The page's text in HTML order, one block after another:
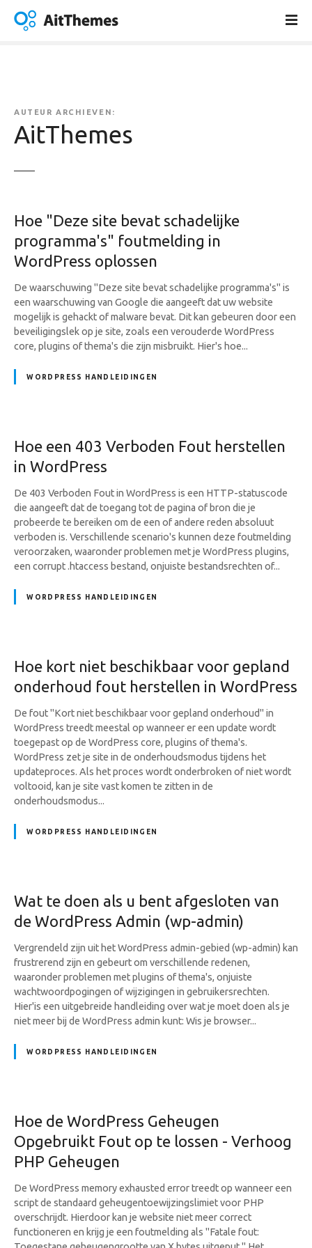
AUTEUR ARCHIEVEN:
AitThemes
Hoe "Deze site bevat schadelijke
programma's" foutmelding in
WordPress oplossen
De waarschuwing "Deze site bevat schadelijke programma's" is
een waarschuwing van Google die aangeeft dat uw website
mogelijk is gehackt of malware bevat. Dit kan gebeuren door een
beveiligingslek op je site, zoals een verouderde WordPress
core, plugins of thema's die zijn misbruikt. Hier's hoe...
WORDPRESS HANDLEIDINGEN
Hoe een 403 Verboden Fout herstellen
in WordPress
De 403 Verboden Fout in WordPress is een HTTP-statuscode
die aangeeft dat de toegang tot de pagina of bron die je
probeerde te bereiken om de een of andere reden absoluut
verboden is. Verschillende scenario's kunnen deze foutmelding
veroorzaken, waaronder problemen met je WordPress plugins,
een corrupt .htaccess bestand, onjuiste bestandsrechten of...
WORDPRESS HANDLEIDINGEN
Hoe kort niet beschikbaar voor gepland
onderhoud fout herstellen in WordPress
De fout "Kort niet beschikbaar voor gepland onderhoud" in
WordPress treedt meestal op wanneer er een update wordt
toegepast op de WordPress core, plugins of thema's.
WordPress zet je site in de onderhoudsmodus tijdens het
updateproces. Als het proces wordt onderbroken of niet wordt
voltooid, kan je site vast komen te zitten in de
onderhoudsmodus...
WORDPRESS HANDLEIDINGEN
Wat te doen als u bent afgesloten van
de WordPress Admin (wp-admin)
Vergrendeld zijn uit het WordPress admin-gebied (wp-admin) kan
frustrerend zijn en gebeurt om verschillende redenen,
waaronder problemen met plugins of thema's, onjuiste
wachtwoordpogingen of wijzigingen in gebruikersrechten.
Hier'is een uitgebreide handleiding over wat je moet doen als je
niet meer bij de WordPress admin kunt: Wis je browser...
WORDPRESS HANDLEIDINGEN
Hoe de WordPress Geheugen
Opgebruikt Fout op te lossen - Verhoog
PHP Geheugen
De WordPress memory exhausted error treedt op wanneer een
script de standaard geheugentoewijzingslimiet voor PHP
overschrijdt. Hierdoor kan je website niet meer correct
functioneren en krijg je een foutmelding als "Fatale fout: